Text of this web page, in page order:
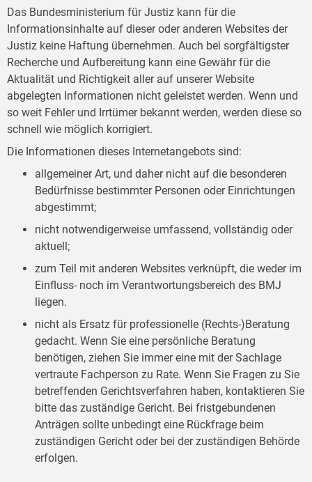
Das Bundesministerium für Justiz kann für die
Informationsinhalte auf dieser oder anderen Websites der
Justiz keine Haftung übernehmen. Auch bei sorgfältigster
Recherche und Aufbereitung kann eine Gewähr für die
Aktualität und Richtigkeit aller auf unserer Website
abgelegten Informationen nicht geleistet werden. Wenn und
so weit Fehler und Irrtümer bekannt werden, werden diese so
schnell wie möglich korrigiert.
Die Informationen dieses Internetangebots sind:
allgemeiner Art, und daher nicht auf die besonderen
Bedürfnisse bestimmter Personen oder Einrichtungen
abgestimmt;
nicht notwendigerweise umfassend, vollständig oder
aktuell;
zum Teil mit anderen Websites verknüpft, die weder im
Einfluss- noch im Verantwortungsbereich des BMJ
liegen.
nicht als Ersatz für professionelle (Rechts-)Beratung
gedacht. Wenn Sie eine persönliche Beratung
benötigen, ziehen Sie immer eine mit der Sachlage
vertraute Fachperson zu Rate. Wenn Sie Fragen zu Sie
betreffenden Gerichtsverfahren haben, kontaktieren Sie
bitte das zuständige Gericht. Bei fristgebundenen
Anträgen sollte unbedingt eine Rückfrage beim
zuständigen Gericht oder bei der zuständigen Behörde
erfolgen.